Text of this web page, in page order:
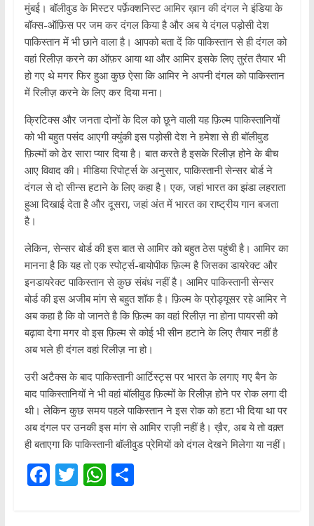
मुंबई। बॉलीवुड के मिस्टर पर्फ़ेक्शनिस्ट आमिर ख़ान की दंगल ने इंडिया के
बॉक्स-ऑफ़िस पर जम कर दंगल किया है और अब ये दंगल पड़ोसी देश
पाकिस्तान में भी छाने वाला है। आपको बता दें कि पाकिस्तान से ही दंगल को
वहां रिलीज़ करने का ऑफ़र आया था और आमिर इसके लिए तुरंत तैयार भी
हो गए थे मगर फिर हुआ कुछ ऐसा कि आमिर ने अपनी दंगल को पाकिस्तान
में रिलीज़ करने के लिए कर दिया मना।
क्रिटिक्स और जनता दोनों के दिल को छूने वाली यह फ़िल्म पाकिस्तानियों
को भी बहुत पसंद आएगी क्युंकी इस पड़ोसी देश ने हमेशा से ही बॉलीवुड
फ़िल्मों को ढेर सारा प्यार दिया है। बात करते है इसके रिलीज़ होने के बीच
आए विवाद की। मीडिया रिपोर्ट्स के अनुसार, पाकिस्तानी सेन्सर बोर्ड ने
दंगल से दो सीन्स हटाने के लिए कहा है। एक, जहां भारत का झंडा लहराता
हुआ दिखाई देता है और दूसरा, जहां अंत में भारत का राष्ट्रीय गान बजता
है।
लेकिन, सेन्सर बोर्ड की इस बात से आमिर को बहुत ठेस पहुंची है। आमिर का
मानना है कि यह तो एक स्पोर्ट्स-बायोपीक फ़िल्म है जिसका डायरेक्ट और
इनडायरेक्ट पाकिस्तान से कुछ संबंध नहीं है। आमिर पाकिस्तानी सेन्सर
बोर्ड की इस अजीब मांग से बहुत शॉक है। फ़िल्म के प्रोड्यूसर रहे आमिर ने
अब कहा है कि वो जानते है कि फ़िल्म का वहां रिलीज़ ना होना पायरसी को
बढ़ावा देगा मगर वो इस फ़िल्म से कोई भी सीन हटाने के लिए तैयार नहीं है
अब भले ही दंगल वहां रिलीज़ ना हो।
उरी अटैक्स के बाद पाकिस्तानी आर्टिस्ट्स पर भारत के लगाए गए बैन के
बाद पाकिस्तानियों ने भी वहां बॉलीवुड फ़िल्मों के रिलीज़ होने पर रोक लगा दी
थी। लेकिन कुछ समय पहले पाकिस्तान ने इस रोक को हटा भी दिया था पर
अब दंगल पर उनकी इस मांग से आमिर राज़ी नहीं है। ख़ैर, अब ये तो वक़्त
ही बताएगा कि पाकिस्तानी बॉलीवुड प्रेमियों को दंगल देखने मिलेगा या नहीं।
F T W S